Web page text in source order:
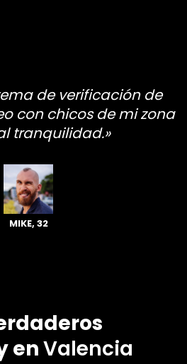
de verificación de
con chicos de mi zona
tranquilidad.»
MIKE, 32
enValencia